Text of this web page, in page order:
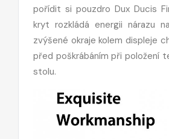
pořídit si pouzdro Dux Ducis
kryt rozkládá energii nárazu
zvýšené okraje kolem displeje
před poškrábáním při položení
stolu.